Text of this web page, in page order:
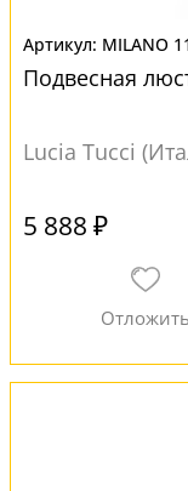
MILANO
Подвесная
Lucia Tucci
5 888 ₽